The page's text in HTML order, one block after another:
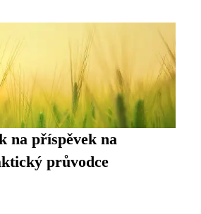
na příspěvek na
průvodce